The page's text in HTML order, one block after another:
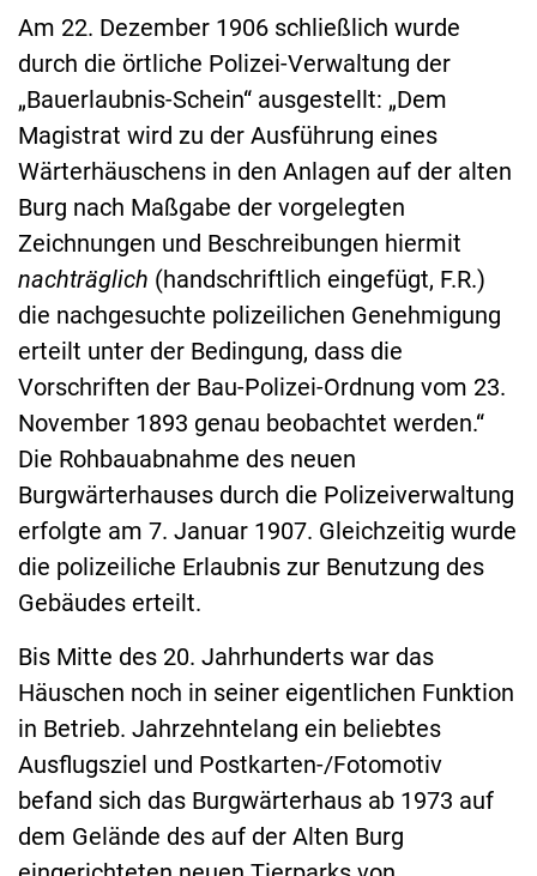
Am 22. Dezember 1906 schließlich wurde
durch die örtliche Polizei-Verwaltung der
„Bauerlaubnis-Schein“ ausgestellt: „Dem
Magistrat wird zu der Ausführung eines
Wärterhäuschens in den Anlagen auf der alten
Burg nach Maßgabe der vorgelegten
Zeichnungen und Beschreibungen hiermit
nachträglich (handschriftlich eingefügt, F.R.)
die nachgesuchte polizeilichen Genehmigung
erteilt unter der Bedingung, dass die
Vorschriften der Bau-Polizei-Ordnung vom 23.
November 1893 genau beobachtet werden.“
Die Rohbauabnahme des neuen
Burgwärterhauses durch die Polizeiverwaltung
erfolgte am 7. Januar 1907. Gleichzeitig wurde
die polizeiliche Erlaubnis zur Benutzung des
Gebäudes erteilt.
Bis Mitte des 20. Jahrhunderts war das
Häuschen noch in seiner eigentlichen Funktion
in Betrieb. Jahrzehntelang ein beliebtes
Ausflugsziel und Postkarten-/Fotomotiv
befand sich das Burgwärterhaus ab 1973 auf
dem Gelände des auf der Alten Burg